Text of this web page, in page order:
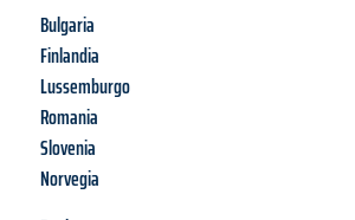
Bulgaria
Finlandia
Lussemburgo
Romania
Slovenia
Norvegia